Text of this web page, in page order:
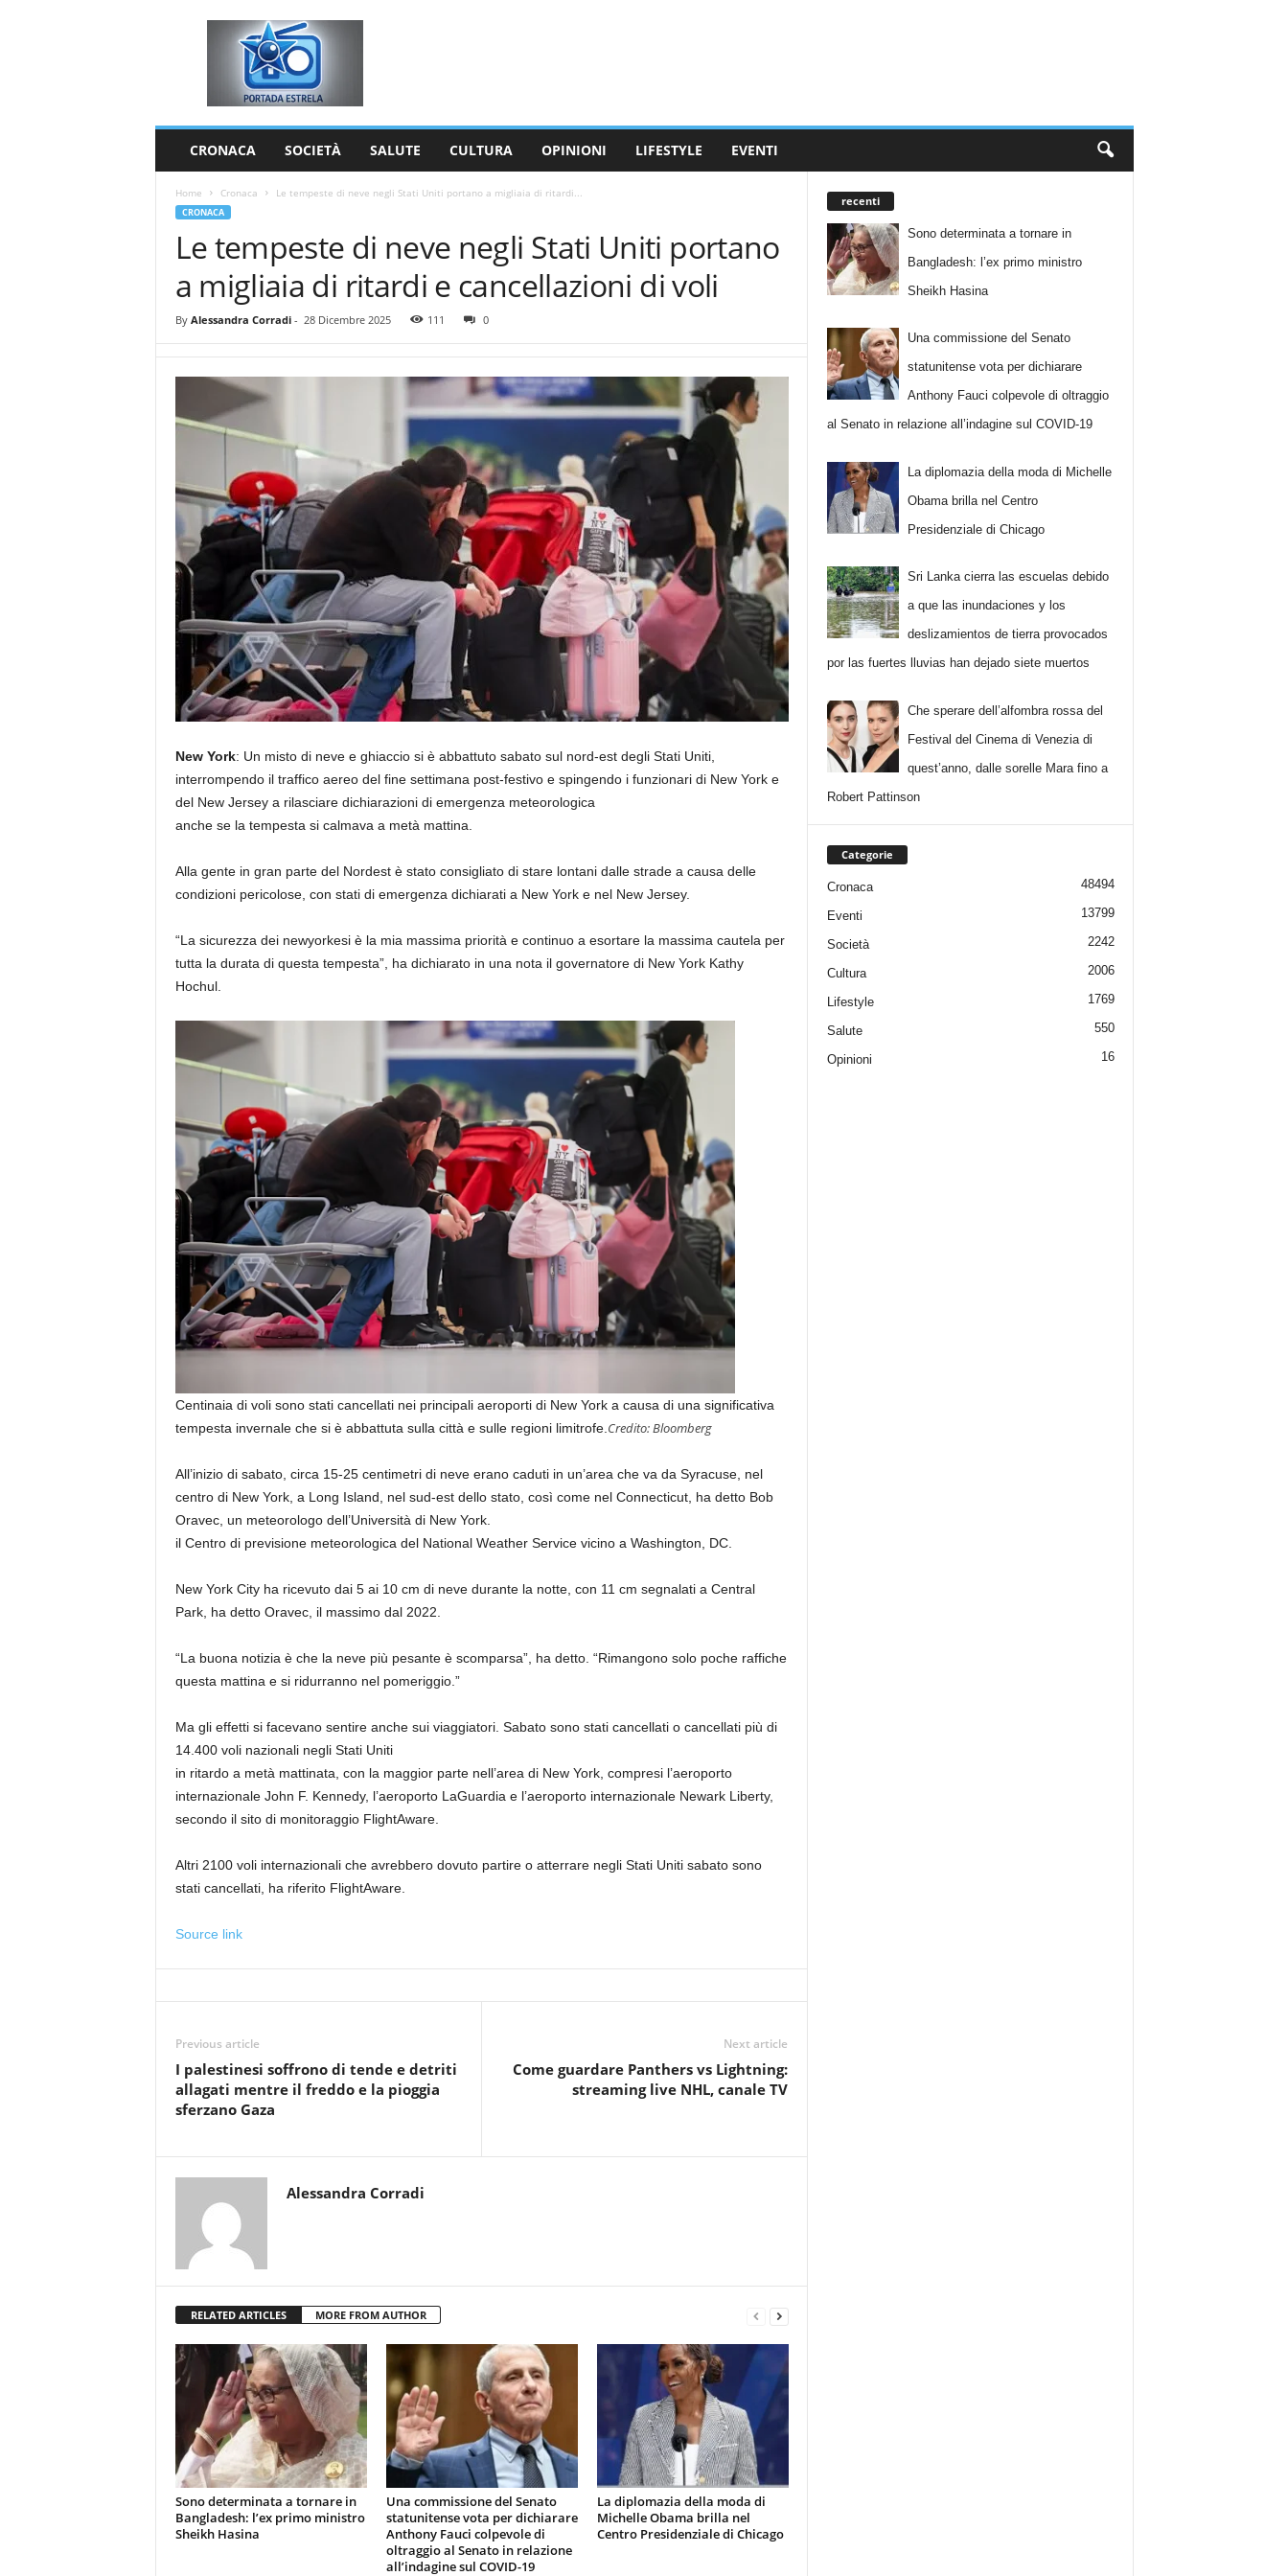
CRONACA SOCIETÀ SALUTE CULTURA OPINIONI LIFESTYLE EVENTI
Home Cronaca Le tempeste di neve negli Stati Uniti portano a migliaia di ritardi...
CRONACA
Le tempeste di neve negli Stati Uniti portano
a migliaia di ritardi e cancellazioni di voli
By Alessandra Corradi- 28 Dicembre 2025 111 0
New York: Un misto di neve e ghiaccio si è abbattuto sabato sul nord-est degli Stati Uniti,
interrompendo il traffico aereo del fine settimana post-festivo e spingendo i funzionari di New York e
del New Jersey a rilasciare dichiarazioni di emergenza meteorologica
anche se la tempesta si calmava a metà mattina.
Alla gente in gran parte del Nordest è stato consigliato di stare lontani dalle strade a causa delle
condizioni pericolose, con stati di emergenza dichiarati a New York e nel New Jersey.
“La sicurezza dei newyorkesi è la mia massima priorità e continuo a esortare la massima cautela per
tutta la durata di questa tempesta”, ha dichiarato in una nota il governatore di New York Kathy
Hochul.
Centinaia di voli sono stati cancellati nei principali aeroporti di New York a causa di una significativa
tempesta invernale che si è abbattuta sulla città e sulle regioni limitrofe. Credito:Bloomberg
All’inizio di sabato, circa 15-25 centimetri di neve erano caduti in un’area che va da Syracuse, nel
centro di New York, a Long Island, nel sud-est dello stato, così come nel Connecticut, ha detto Bob
Oravec, un meteorologo dell’Università di New York.
il Centro di previsione meteorologica del National Weather Service vicino a Washington, DC.
New York City ha ricevuto dai 5 ai 10 cm di neve durante la notte, con 11 cm segnalati a Central
Park, ha detto Oravec, il massimo dal 2022.
“La buona notizia è che la neve più pesante è scomparsa”, ha detto. “Rimangono solo poche raffiche
questa mattina e si ridurranno nel pomeriggio.”
Ma gli effetti si facevano sentire anche sui viaggiatori. Sabato sono stati cancellati o cancellati più di
14.400 voli nazionali negli Stati Uniti
in ritardo a metà mattinata, con la maggior parte nell’area di New York, compresi l’aeroporto
internazionale John F. Kennedy, l’aeroporto LaGuardia e l’aeroporto internazionale Newark Liberty,
secondo il sito di monitoraggio FlightAware.
Altri 2100 voli internazionali che avrebbero dovuto partire o atterrare negli Stati Uniti sabato sono
stati cancellati, ha riferito FlightAware.
Source link
Previous article
I palestinesi soffrono di tende e detriti
allagati mentre il freddo e la pioggia
sferzano Gaza
Next article
Come guardare Panthers vs Lightning:
streaming live NHL, canale TV
Alessandra Corradi
RELATED ARTICLES MORE FROM AUTHOR
Sono determinata a tornare in
Bangladesh: l’ex primo ministro
Sheikh Hasina
Una commissione del Senato
statunitense vota per dichiarare
Anthony Fauci colpevole di
oltraggio al Senato in relazione
all’indagine sul COVID-19
La diplomazia della moda di
Michelle Obama brilla nel
Centro Presidenziale di Chicago
recenti
Sono determinata a tornare in
Bangladesh: l’ex primo ministro
Sheikh Hasina
Una commissione del Senato
statunitense vota per dichiarare
Anthony Fauci colpevole di oltraggio
al Senato in relazione all’indagine sul COVID-19
La diplomazia della moda di Michelle
Obama brilla nel Centro
Presidenziale di Chicago
Sri Lanka cierra las escuelas debido
a que las inundaciones y los
deslizamientos de tierra provocados
por las fuertes lluvias han dejado siete muertos
Che sperare dell’alfombra rossa del
Festival del Cinema di Venezia di
quest’anno, dalle sorelle Mara fino a
Robert Pattinson
Categorie
Cronaca 48494
Eventi 13799
Società 2242
Cultura 2006
Lifestyle 1769
Salute 550
Opinioni 16